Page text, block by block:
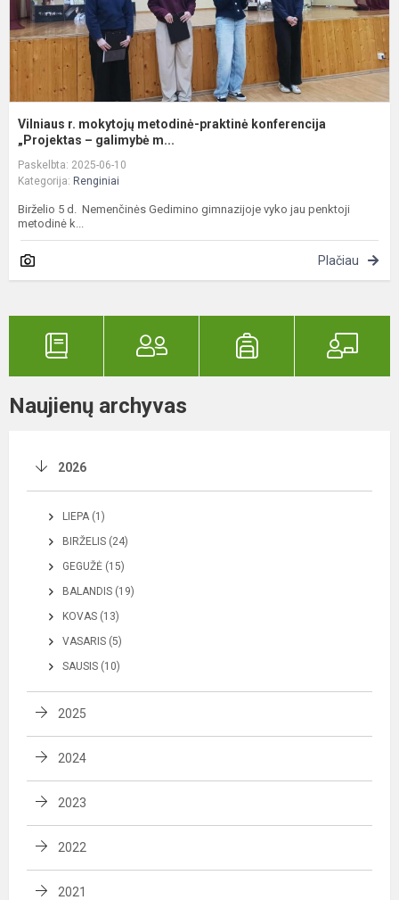
Vilniaus r. mokytojų metodinė-praktinė konferencija
„Projektas – galimybė m...
Paskelbta: 2025-06-10
Kategorija: Renginiai
Birželio 5 d. Nemenčinės Gedimino gimnazijoje vyko jau penktoji
metodinė k...
Plačiau
Naujienų archyvas
2026
LIEPA (1)
BIRŽELIS (24)
GEGUŽĖ (15)
BALANDIS (19)
KOVAS (13)
VASARIS (5)
SAUSIS (10)
2025
2024
2023
2022
2021